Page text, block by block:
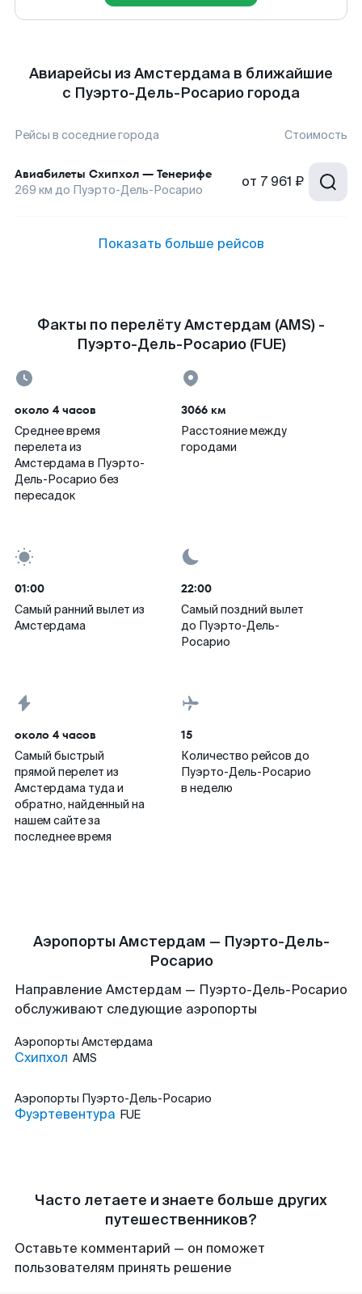
Авиарейсы из Амстердама в ближайшие
с Пуэрто-Дель-Росарио города
Рейсы в соседние города Стоимость
Авиабилеты Схипхол — Тенерифе
269 км до Пуэрто-Дель-Росарио от 7 961 ₽
Показать больше рейсов
Факты по перелёту Амстердам (AMS) -
Пуэрто-Дель-Росарио (FUE)
около 4 часов
Среднее время
перелета из
Амстердама в Пуэрто-
Дель-Росарио без
пересадок
3066 км
Расстояние между
городами
01:00
Самый ранний вылет из
Амстердама
22:00
Самый поздний вылет
до Пуэрто-Дель-
Росарио
около 4 часов
Самый быстрый
прямой перелет из
Амстердама туда и
обратно, найденный на
нашем сайте за
последнее время
15
Количество рейсов до
Пуэрто-Дель-Росарио
в неделю
Аэропорты Амстердам — Пуэрто-Дель-
Росарио
Направление Амстердам — Пуэрто-Дель-Росарио
обслуживают следующие аэропорты
Аэропорты Амстердама
Схипхол AMS
Аэропорты Пуэрто-Дель-Росарио
Фуэртевентура FUE
Часто летаете и знаете больше других
путешественников?
Оставьте комментарий — он поможет
пользователям принять решение